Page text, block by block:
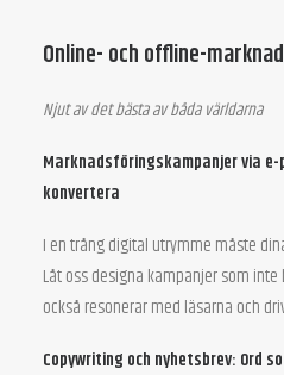
Online- och offline-
Njut av det bästa av båda världarna
Marknadsföringskampanjer via e-
konvertera
I en trång digital utrymme måste
Låt oss designa kampanjer som
också resonerar med läsarna och
Copywriting och nyhetsbrev: Ord